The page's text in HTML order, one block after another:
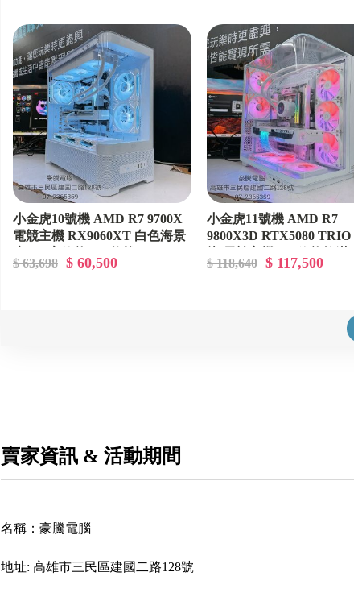
小金虎10號機 AMD R7 9700X
電競主機 RX9060XT 白色海景
$ 63,698 $ 60,500
小金虎11號機 AMD R7
9800X3D RTX5080 TRIO
$ 118,640 $ 117,500
賣家資訊 & 活動期間
名稱： 豪騰電腦
地址: 高雄市三民區建國二路128號